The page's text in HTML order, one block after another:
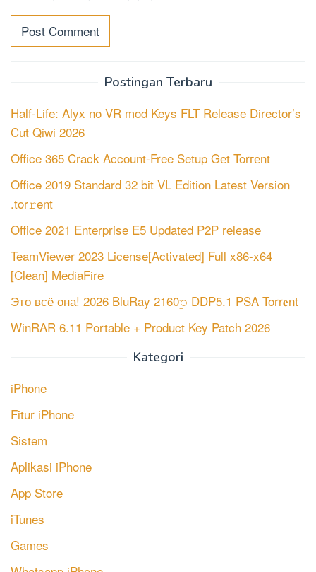
Postingan Terbaru
Half-Life: Alyx no VR mod Keys FLT Release Director’s
Cut Qiwi 2026
Office 365 Crack Account-Free Setup Gеt Torгеnt
Office 2019 Standard 32 bit VL Edition Latest Version
.tor𝚛ent
Office 2021 Enterprise E5 Updated P2P release
TeamViewer 2023 License[Activated] Full x86-x64
[Clean] MediaFire
Это всё она! 2026 BluRay 2160𝚙 DDP5.1 PSA Torr𝐞nt
WinRAR 6.11 Portable + Product Key Patch 2026
Kategori
iPhone
Fitur iPhone
Sistem
Aplikasi iPhone
App Store
iTunes
Games